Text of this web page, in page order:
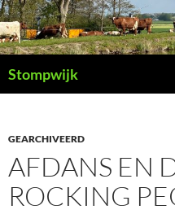
Ga
naar
de
inhoud
Stompwijk
GEARCHIVEERD
AFDANS EN
ROCKING